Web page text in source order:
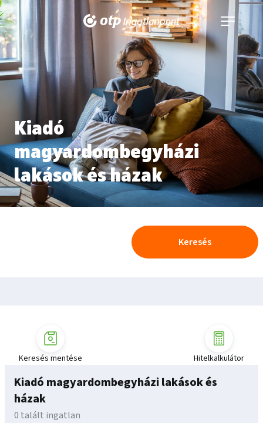
Navigáció
kinyitása
Kiadó
magyardombegyházi
lakások és házak
Keresés
Kiadó magyardombegyházi lakások és
házak
0 talált ingatlan
Keresés mentése Hitelkalkulátor